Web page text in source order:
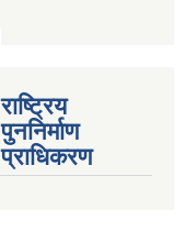
राष्ट्रिय
पुननिर्माण
प्राधिकरण